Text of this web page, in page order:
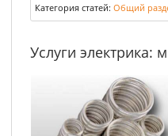
Категория статей: Общий
Услуги электрика: